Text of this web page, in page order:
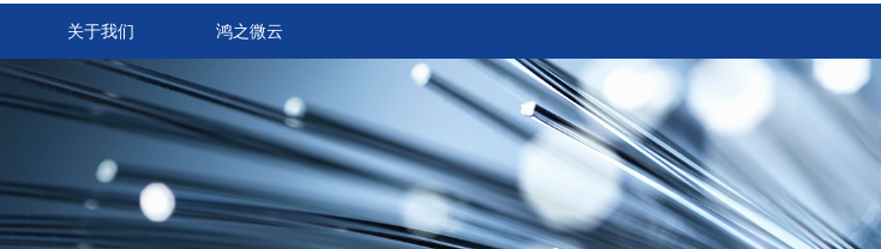
关于我们 鸿之微云